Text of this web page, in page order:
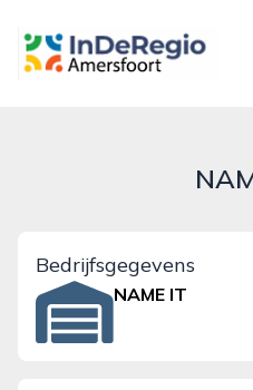
inderegioamersfoort.nl
Bedrijfsgegevens
NAME IT